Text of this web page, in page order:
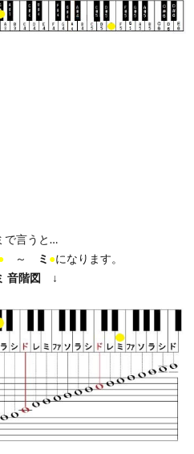
で言うと…
～ ミ ●になります。
音階図 ↓